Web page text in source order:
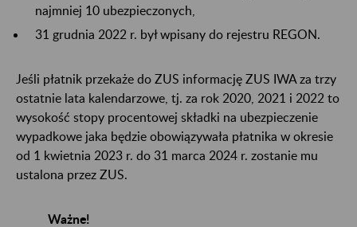
najmniej 10 ubezpieczonych,
31 grudnia 2022 r. był wpisany do rejestru REGON.
Jeśli płatnik przekaże do ZUS informację ZUS IWA za trzy
ostatnie lata kalendarzowe, tj. za rok 2020, 2021 i 2022 to
wysokość stopy procentowej składki na ubezpieczenie
wypadkowe jaka będzie obowiązywała płatnika w okresie
od 1 kwietnia 2023 r. do 31 marca 2024 r. zostanie mu
ustalona przez ZUS.
Ważne!